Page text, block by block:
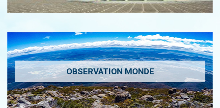
OBSERVATION MONDE